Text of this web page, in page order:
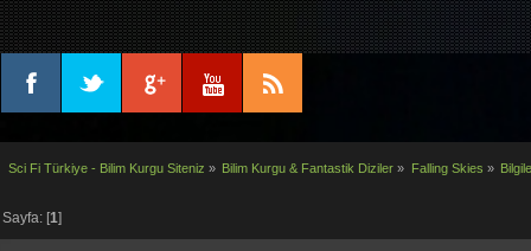
Sci Fi Türkiye - Bilim Kurgu Siteniz » Bilim Kurgu & Fantastik Diziler » Falling Skies »
Sayfa: [1]